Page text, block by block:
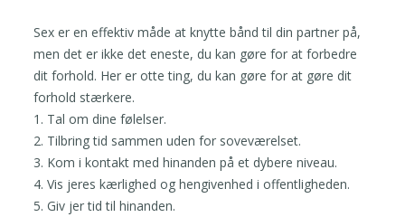
Sex er en effektiv måde at knytte bånd til din partner på,
men det er ikke det eneste, du kan gøre for at forbedre
dit forhold. Her er otte ting, du kan gøre for at gøre dit
forhold stærkere.
1. Tal om dine følelser.
2. Tilbring tid sammen uden for soveværelset.
3. Kom i kontakt med hinanden på et dybere niveau.
4. Vis jeres kærlighed og hengivenhed i offentligheden.
5. Giv jer tid til hinanden.